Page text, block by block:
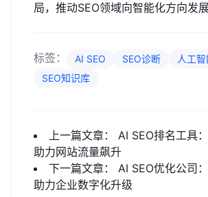
局，推动SEO领域向智能化方向发展
标签： AI SEO SEO诊断
人工
SEO知识库
上一篇文章： AI SEO排名工具
助力网站流量飙升
下一篇文章： AI SEO优化公司
助力企业数字化升级